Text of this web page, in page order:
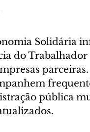
Solidária
do Trabalhador
parceiras.
pública